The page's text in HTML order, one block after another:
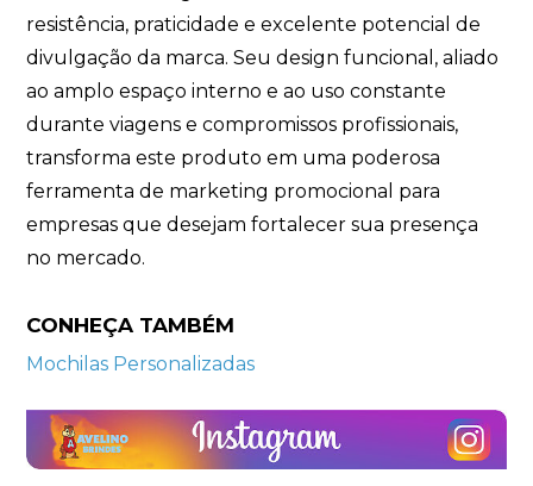
resistência, praticidade e excelente potencial de
divulgação da marca. Seu design funcional, aliado
ao amplo espaço interno e ao uso constante
durante viagens e compromissos profissionais,
transforma este produto em uma poderosa
ferramenta de marketing promocional para
empresas que desejam fortalecer sua presença
no mercado.
CONHEÇA TAMBÉM
Mochilas Personalizadas